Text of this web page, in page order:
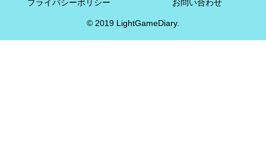
プライバシーポリシー お問い合わせ
© 2019 LightGameDiary.